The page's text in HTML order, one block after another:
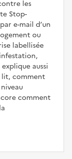
les
Stop-
e-mail d’un
ou
labellisée
aussi
lit, comment
comment